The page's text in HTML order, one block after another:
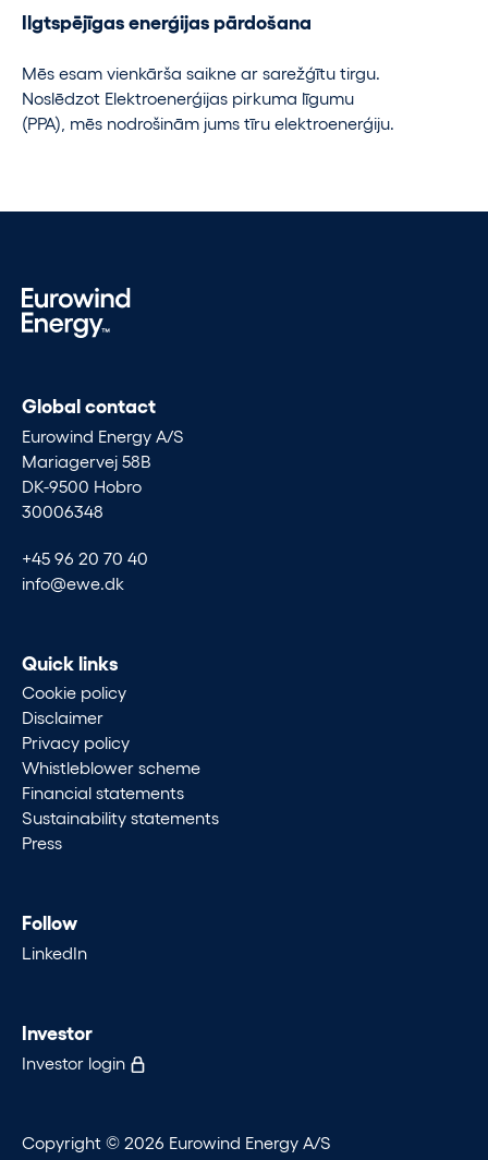
Ilgtspējīgas enerģijas pārdošana
Mēs esam vienkārša saikne ar sarežģītu tirgu.
Noslēdzot Elektroenerģijas pirkuma līgumu
(PPA), mēs nodrošinām jums tīru elektroenerģiju.
Global contact
Eurowind Energy A/S
Mariagervej 58B
DK-9500 Hobro
30006348
+45 96 20 70 40
info@ewe.dk
Quick links
Cookie policy
Disclaimer
Privacy policy
Whistleblower scheme
Financial statements
Sustainability statements
Press
Follow
LinkedIn
Investor
Investor login
Copyright © 2026 Eurowind Energy A/S